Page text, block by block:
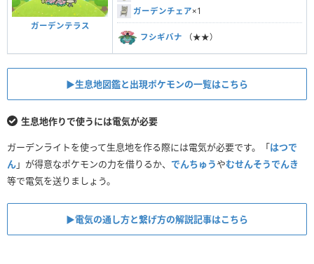
ガーデンテラス
ガーデンチェア×1
フシギバナ （★★）
▶︎生息地図鑑と出現ポケモンの一覧はこちら
生息地作りで使うには電気が必要
ガーデンライトを使って生息地を作る際には電気が必要です。「はつで
ん」が得意なポケモンの力を借りるか、 でんちゅうやむせんそうでんき
等で電気を送りましょう。
▶︎電気の通し方と繋げ方の解説記事はこちら